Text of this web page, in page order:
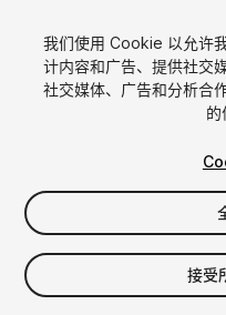
$8.99
增值税将在结算时计算
我们使用 Cookie 以允许
计内容和广告、提供社交
社交媒体、广告和分析合
的
接受